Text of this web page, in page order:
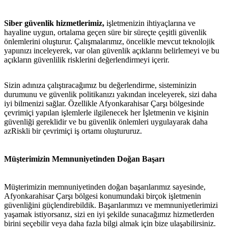
İletişim English
Siber güvenlik hizmetlerimiz, işletmenizin ihtiyaçlarına ve
hayaline uygun, ortalama geçen süre bir süreçte çeşitli güvenlik
önlemlerini oluşturur. Çalışmalarımız, öncelikle mevcut teknolojik
yapıınızı inceleyerek, var olan güvenlik açıklarını belirlemeyi ve bu
açıkların güvenlilik risklerini değerlendirmeyi içerir.
Sizin adınıza çalıştıracağımız bu değerlendirme, sisteminizin
durumunu ve güvenlik politikanızı yakından inceleyerek, sizi daha
iyi bilmenizi sağlar. Özellikle Afyonkarahisar Çarşı bölgesinde
çevrimiçi yapılan işlemlerle ilgilenecek her İşletmenin ve kişinin
güvenliği gereklidir ve bu güvenlik önlemleri uygulayarak daha
azRiskli bir çevrimiçi iş ortamı oluştururuz.
Müşterimizin Memnuniyetinden Doğan Başarı
Müşterimizin memnuniyetinden doğan başarılarımız sayesinde,
Afyonkarahisar Çarşı bölgesi konumundaki birçok işletmenin
güvenliğini güçlendirebildik. Başarılarımızı ve memnuniyetlerimizi
yaşamak istiyorsanız, sizi en iyi şekilde sunacağımız hizmetlerden
birini seçebilir veya daha fazla bilgi almak için bize ulaşabilirsiniz.